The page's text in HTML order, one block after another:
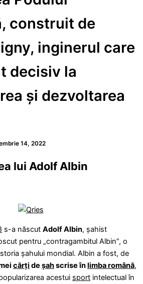
construit de
inginerul care
decisiv la
şi dezvoltarea
14, 2022
lui Adolf Albin
s-a născut Adolf Albin, șahist
pentru „contragambitul Albin”, o
șahului mondial. Albin a fost, de
cărți de șahscrise înlimba română,
acestui sport intelectual în